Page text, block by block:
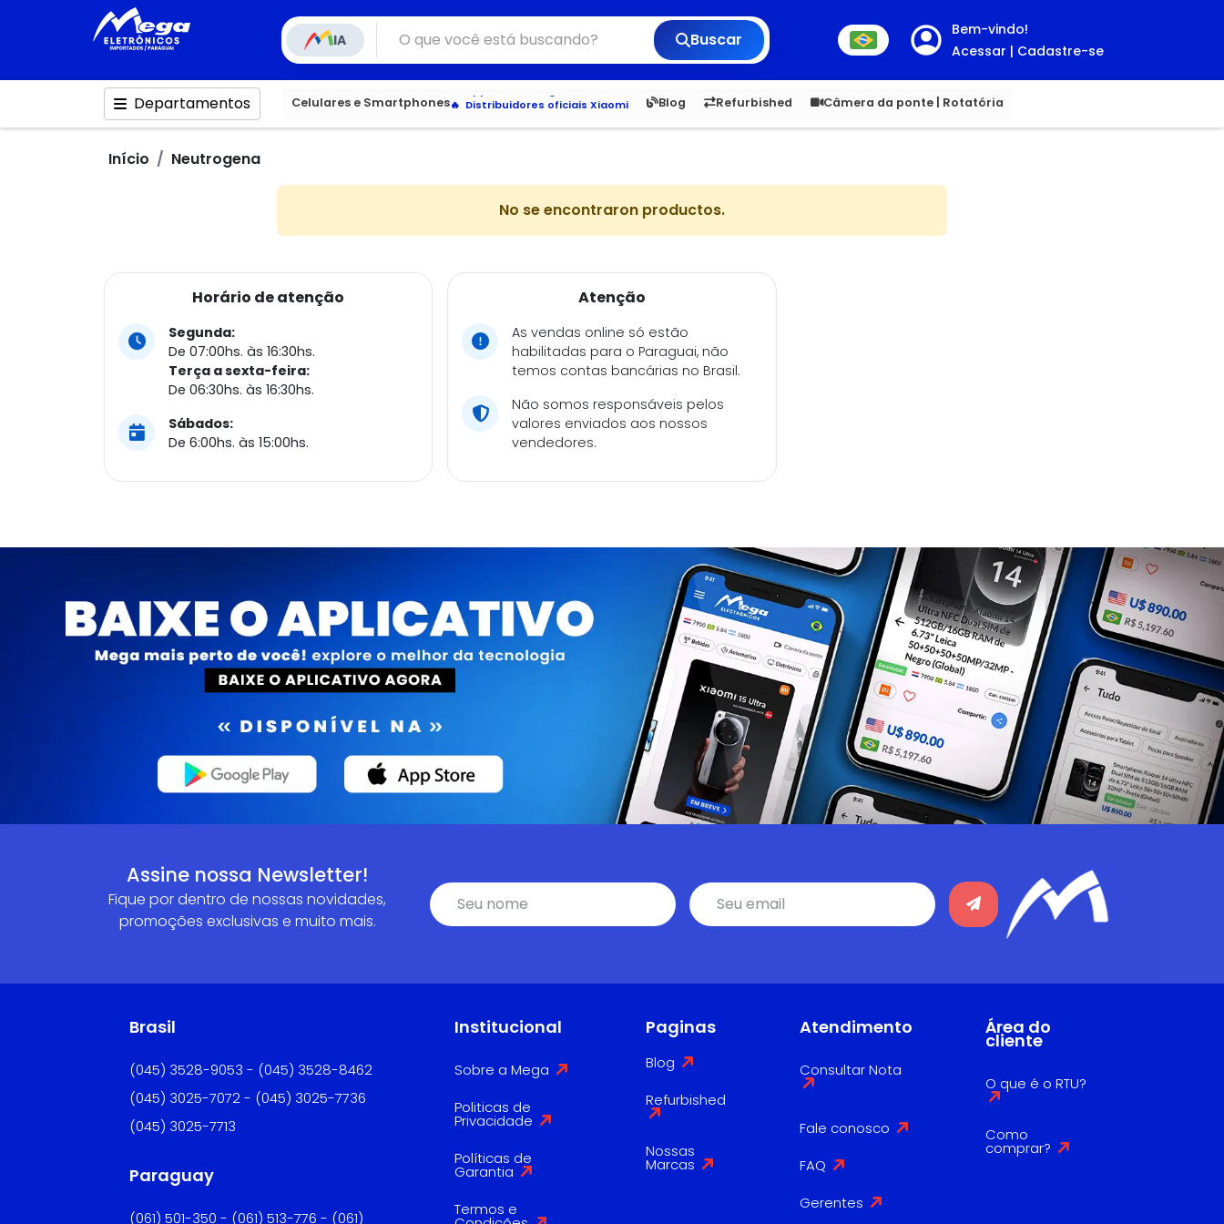
IA Buscar
Bem-vindo!
Acessar | Cadastre-se
Departamentos Celulares e Smartphones
Distribuidores oficiais Xiaomi
Blog Refurbished Câmera da ponte | Rotatória
6,050 5.23 1,900 1.00
Início Neutrogena
No se encontraron productos.
Horário de atenção
Segunda:
De 07:00hs. às 16:30hs.
Terça a sexta-feira:
De 06:30hs. às 16:30hs.
Sábados:
De 6:00hs. às 15:00hs.
Atenção
As vendas online só estão
habilitadas para o Paraguai, não
temos contas bancárias no Brasil.
Não somos responsáveis pelos
valores enviados aos nossos
vendedores.
Assine nossa Newsletter!
Fique por dentro de nossas novidades,
promoções exclusivas e muito mais.
Brasil
(045) 3528-9053 - (045) 3528-8462
(045) 3025-7072 - (045) 3025-7736
(045) 3025-7713
Paraguay
(061) 501-350 - (061) 513-776 - (061)
Institucional
Sobre a Mega
Politicas de
Privacidade
Políticas de
Garantia
Termos e
Paginas
Blog
Refurbished
Nossas
Marcas
Atendimento
Consultar Nota
Fale conosco
FAQ
Gerentes
Área do
cliente
O que é o RTU?
Como
comprar?